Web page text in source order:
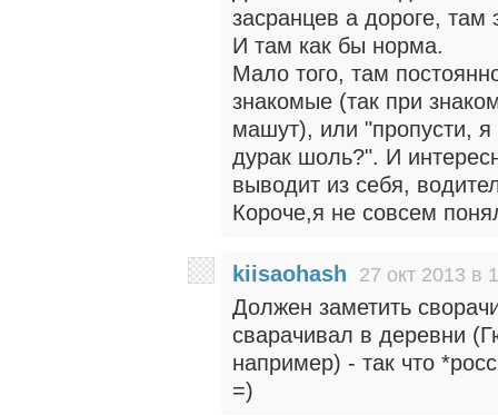
засранцев а дороге, там
И там как бы норма.
Мало того, там
знакомые (так при
машут), или "пропусти,
дурак шоль?". И
выводит из себя,
Короче,я не совсем
kiisaohash 27 окт 2013 в
Должен заметить
сварачивал в деревни
например) - так что
=)